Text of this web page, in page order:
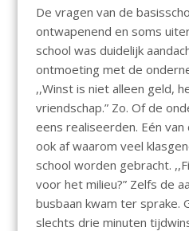
De vragen van de
ontwapenend en soms
school was duidelijk
ontmoeting met de
,,Winst is niet alleen geld,
vriendschap.” Zo. Of de
eens realiseerden. Eén
ook af waarom veel
school worden gebracht.
voor het milieu?” Zelfs de
busbaan kwam ter sprake.
slechts drie minuten